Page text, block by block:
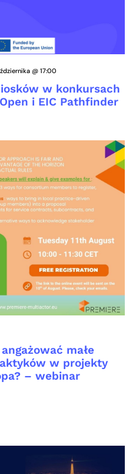
w konkursach
i EIC Pathfinder
@ 17:00
małe
w projekty
– webinar